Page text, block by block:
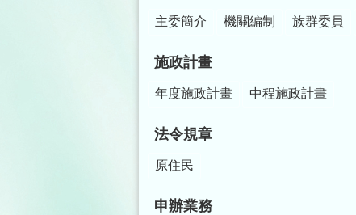
主委簡介 機關編制 族群委員
施政計畫
年度施政計畫 中程施政計畫
法令規章
原住民
申辦業務